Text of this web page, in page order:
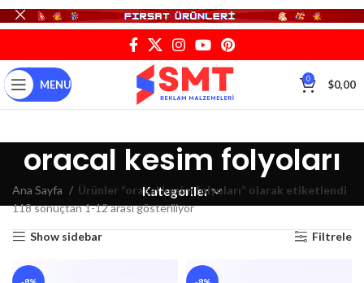
MENU 0 $0,00
oracal kesim folyoları
Kategoriler
Ana Sayfa
Ürünler “oracal kesim folyoları” olarak etiketlendi
118 sonuçtan 1-12 arası gösteriliyor
Show sidebar Filtrele